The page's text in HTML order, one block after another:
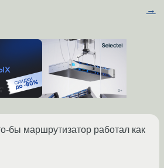
→
бы маршрутизатор работал как